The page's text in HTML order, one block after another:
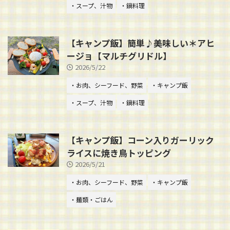
・スープ、汁物
・鍋料理
【キャンプ飯】簡単♪美味しい＊アヒ
ージョ【マルチグリドル】
2026/5/22
・お肉、シーフード、野菜
・キャンプ飯
・スープ、汁物
・鍋料理
【キャンプ飯】コーン入りガーリック
ライスに焼き鳥トッピング
2026/5/21
・お肉、シーフード、野菜
・キャンプ飯
・麺類・ごはん